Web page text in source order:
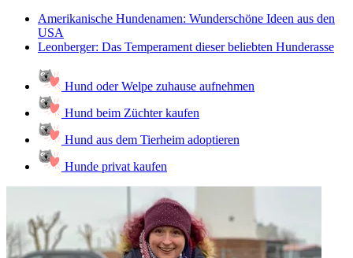
Amerikanische Hundenamen: Wunderschöne Ideen aus den
USA
Leonberger: Das Temperament dieser beliebten Hunderasse
Hund oder Welpe zuhause aufnehmen
Hund beim Züchter kaufen
Hund aus dem Tierheim adoptieren
Hunde privat kaufen